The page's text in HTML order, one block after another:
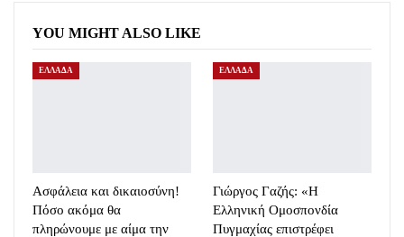
YOU MIGHT ALSO LIKE
ΕΛΛΑΔΑ
Ασφάλεια και δικαιοσύνη!
Πόσο ακόμα θα
πληρώνουμε με αίμα την
ΕΛΛΑΔΑ
Γιώργος Γαζής: «Η
Ελληνική Ομοσπονδία
Πυγμαχίας επιστρέφει